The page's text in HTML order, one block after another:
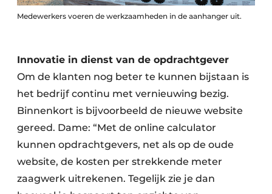
Medewerkers voeren de werkzaamheden in de aanhanger uit.
Innovatie in dienst van de opdrachtgever
Om de klanten nog beter te kunnen bijstaan is
het bedrijf continu met vernieuwing bezig.
Binnenkort is bijvoorbeeld de nieuwe website
gereed. Dame: “Met de online calculator
kunnen opdrachtgevers, net als op de oude
website, de kosten per strekkende meter
zaagwerk uitrekenen. Tegelijk zie je dan